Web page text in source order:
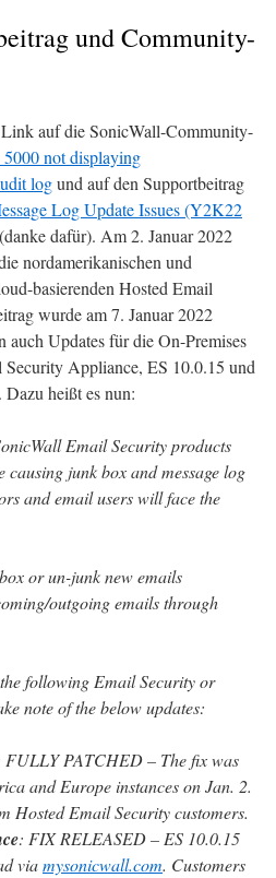
und Community-
auf die SonicWall-Community-
not displaying
logund auf den Supportbeitrag
Log Update Issues (Y2K22
dafür). Am 2. Januar 2022
nordamerikanischen und
basierenden Hosted Email
wurde am 7. Januar 2022
Updates für die On-Premises
Appliance, ES 10.0.15 und
Dazu heißt es nun:
Email Security products
causing junk box and message log
and email users will face the
or un-junk new emails
outgoing emails through
following Email Security or
note of the below updates:
FULLY PATCHED – The fix was
and Europe instances on Jan. 2.
Hosted Email Security customers.
: FIX RELEASED – ES 10.0.15
viamysonicwall.com. Customers